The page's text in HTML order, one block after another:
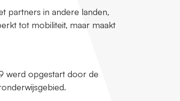
partners in andere landen,
tot mobiliteit, maar maakt
werd opgestart door de